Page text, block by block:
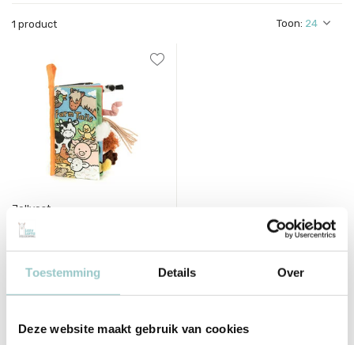
Toestemming Details Over
Deze website maakt gebruik van cookies
1 product Toon:
Jellycat
Farm Tails Voelboekje
Deliverytime
Op voorraad